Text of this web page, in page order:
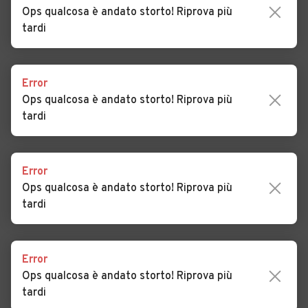
Auto usate Petrosino Auto usate Poggioreale
Auto usate San Vito Lo
Capo
Auto usate Santa Ninfa
Auto usate Valderice
Concessionari a
Ops qualcosa è andato storto! Riprova più
tardi
Error
Ops qualcosa è andato storto! Riprova più
tardi
Error
Ops qualcosa è andato storto! Riprova più
tardi
Error
Ops qualcosa è andato storto! Riprova più
tardi